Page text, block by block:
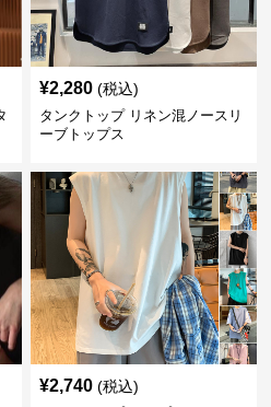
¥2,280 (税込)
タンクトップ リネン混ノースリ
ーブトップス
¥2,740 (税込)